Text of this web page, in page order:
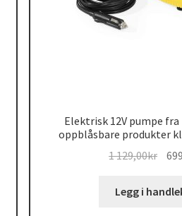
Elektrisk 12V pumpe fra
oppblåsbare produkter
1 129,00kr
var:
Legg i